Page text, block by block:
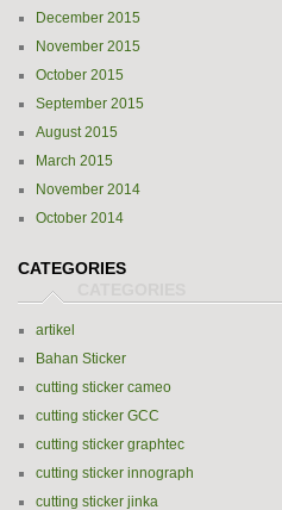
December 2015
November 2015
October 2015
September 2015
August 2015
March 2015
November 2014
October 2014
CATEGORIES
artikel
Bahan Sticker
cutting sticker cameo
cutting sticker GCC
cutting sticker graphtec
cutting sticker innograph
cutting sticker jinka